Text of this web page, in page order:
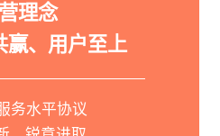
理念
赢、用户至上
务水平协议